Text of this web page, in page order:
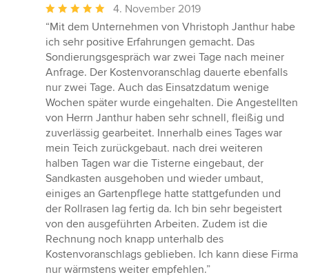
Durchschnittliche
Bewertung:
5
von
5
Sternen
4. November 2019
“Mit dem Unternehmen von Vhristoph Janthur habe
ich sehr positive Erfahrungen gemacht. Das
Sondierungsgespräch war zwei Tage nach meiner
Anfrage. Der Kostenvoranschlag dauerte ebenfalls
nur zwei Tage. Auch das Einsatzdatum wenige
Wochen später wurde eingehalten. Die Angestellten
von Herrn Janthur haben sehr schnell, fleißig und
zuverlässig gearbeitet. Innerhalb eines Tages war
mein Teich zurückgebaut. nach drei weiteren
halben Tagen war die Tisterne eingebaut, der
Sandkasten ausgehoben und wieder umbaut,
einiges an Gartenpflege hatte stattgefunden und
der Rollrasen lag fertig da. Ich bin sehr begeistert
von den ausgeführten Arbeiten. Zudem ist die
Rechnung noch knapp unterhalb des
Kostenvoranschlags geblieben. Ich kann diese Firma
nur wärmstens weiter empfehlen.”